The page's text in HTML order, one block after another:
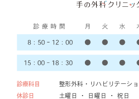
診療科目
整形外科・リハビリテーシ
休診日
土曜日 ・ 日曜日 ・ 祝日